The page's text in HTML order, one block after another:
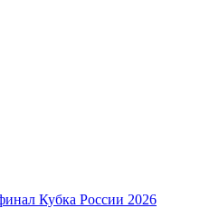
Кубка России 2026